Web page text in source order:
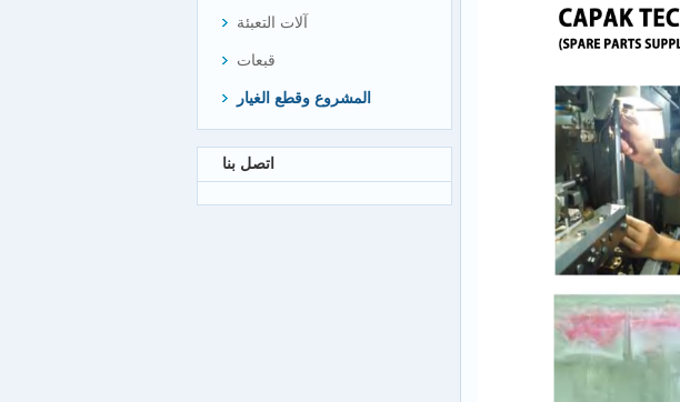
آلات التعبئة
قبعات
المشروع وقطع الغيار
اتصل بنا